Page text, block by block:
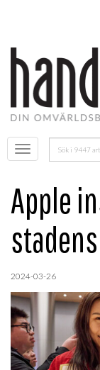
Öppna
menyn
Sök
efter:
Apple
2024-03-26